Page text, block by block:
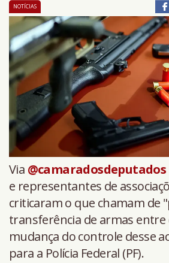
NOTÍCIAS
Via @camaradosdeputados
e representantes de
criticaram o que chamam de
transferência de armas entre
mudança do controle desse
para a Polícia Federal (PF).